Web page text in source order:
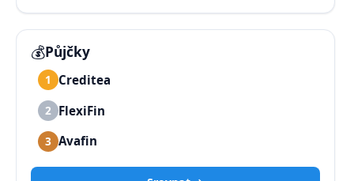
💰Půjčky
1 Creditea
2 FlexiFin
3 Avafin